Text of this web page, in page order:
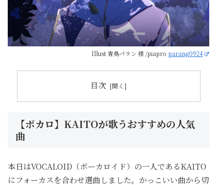
Illust 青鳥パラン 様 /piapro parang0924
目次
【ボカロ】KAITOが歌うおすすめの人気
曲
本日はVOCALOID（ボーカロイド）の一人であるKAITO
にフォーカスを合わせ選曲しました。かっこいい曲から切